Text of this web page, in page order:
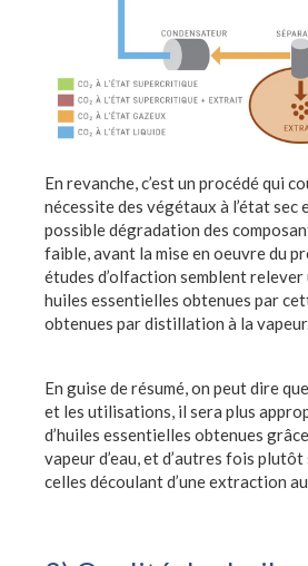
En revanche, c’est un procédé qui
nécessite des végétaux à l’état sec
possible dégradation des
faible, avant la mise en oeuvre du
études d’olfaction semblent
huiles essentielles obtenues par
obtenues par distillation à la
En guise de résumé, on peut dire
et les utilisations, il sera plus
d’huiles essentielles obtenues
vapeur d’eau, et d’autres fois
celles découlant d’une extraction